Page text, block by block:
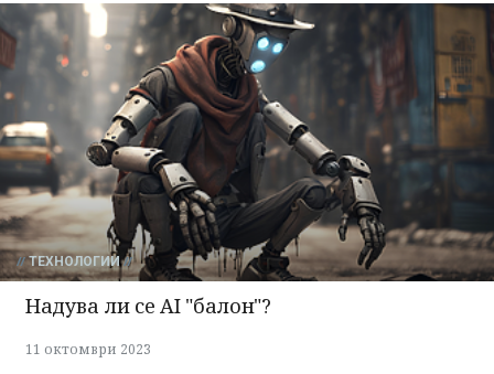
ТЕХНОЛОГИИ
Надува ли се AI "балон"?
11 октомври 2023